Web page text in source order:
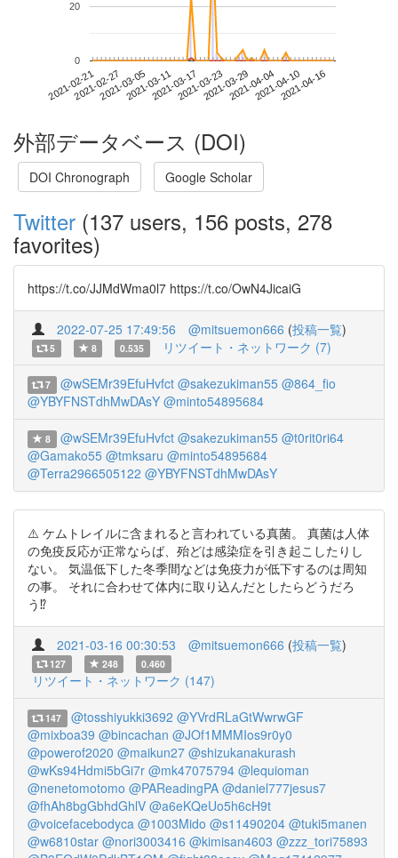
2021-02-212021-02-272021-03-052021-03-112021-03-172021-03-232021-03-292021-04-042021-04-102021-04-16
0
20
外部データベース (DOI)
DOI Chronograph Google Scholar
Twitter (137 users, 156 posts, 278
favorites)
https://t.co/JJMdWma0l7 https://t.co/OwN4JicaiG
2022-07-25 17:49:56 @mitsuemon666 (投稿一覧)
5 8 0.535 リツイート・ネットワーク (7)
7 @wSEMr39EfuHvfct @sakezukiman55 @864_fio
@YBYFNSTdhMwDAsY @minto54895684
8 @wSEMr39EfuHvfct @sakezukiman55 @t0rit0ri64
@Gamako55 @tmksaru @minto54895684
@Terra2966505122 @YBYFNSTdhMwDAsY
⚠️ ケムトレイルに含まれると言われている真菌。 真菌は人体
の免疫反応が正常ならば、殆どは感染症を引き起こしたりし
ない。 気温低下した冬季間などは免疫力が低下するのは周知
の事。 それに合わせて体内に取り込んだとしたらどうだろ
う⁉️
2021-03-16 00:30:53 @mitsuemon666 (投稿一覧)
127 248 0.460
リツイート・ネットワーク (147)
147 @tosshiyukki3692 @YVrdRLaGtWwrwGF
@mixboa39 @bincachan @JOf1MMMIos9r0y0
@powerof2020 @maikun27 @shizukanakurash
@wKs94Hdmi5bGi7r @mk47075794 @lequioman
@nenetomotomo @PAReadingPA @daniel777jesus7
@fhAh8bgGbhdGhlV @a6eKQeUo5h6cH9t
@voicefacebodyca @1003Mido @s11490204 @tuki5manen
@w6810star @nori3003416 @kimisan4603 @zzz_tori75893